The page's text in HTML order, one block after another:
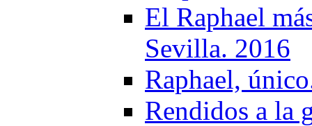
El Raphael
Sevilla. 2016
Raphael,
Rendidos a la